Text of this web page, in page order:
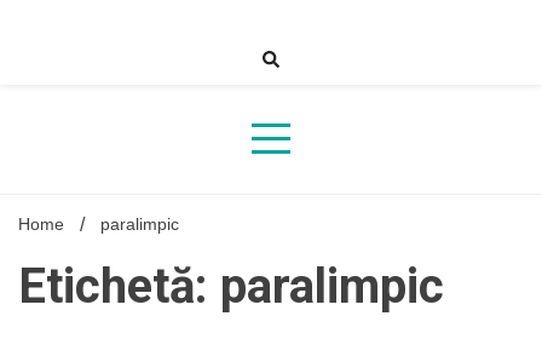
Home paralimpic
Etichetă: paralimpic